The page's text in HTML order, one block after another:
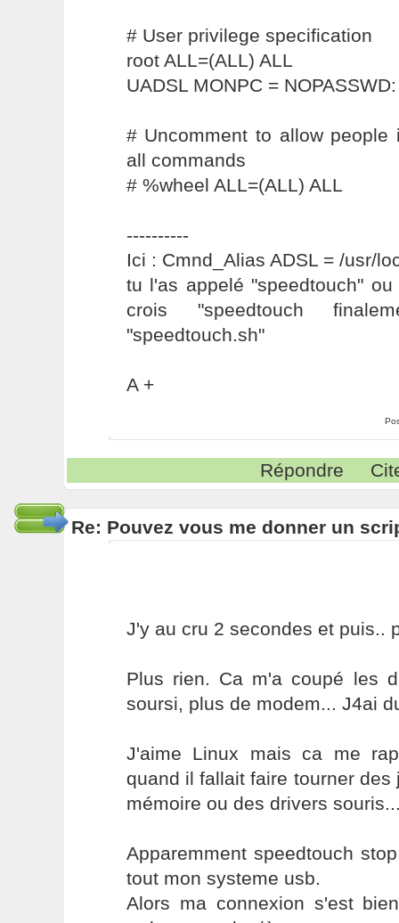
# User privilege specification
root ALL=(ALL) ALL
UADSL MONPC =
# Uncomment to allow
all commands
# %wheel ALL=(ALL) ALL
----------
Ici : Cmnd_Alias ADSL = /usr/
tu l'as appelé "speedtouch"
crois "speedtouch
"speedtouch.sh"
A +
Répondre
Re: Pouvez vous me donner un
J'y au cru 2 secondes et puis..
Plus rien. Ca m'a coupé les
soursi, plus de modem... J4ai
J'aime Linux mais ca me
quand il fallait faire tourner
mémoire ou des drivers
Apparemment speedtouch
tout mon systeme usb.
Alors ma connexion s'est